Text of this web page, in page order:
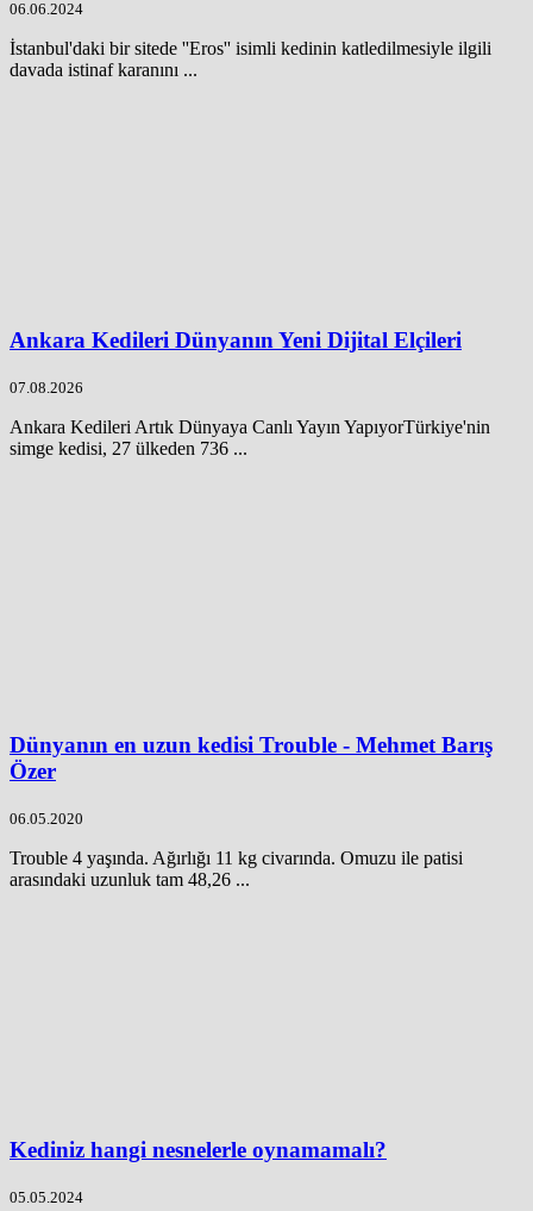
06.06.2024
İstanbul'daki bir sitede ''Eros'' isimli kedinin katledilmesiyle ilgili
davada istinaf karanını ...
Ankara Kedileri Dünyanın Yeni Dijital Elçileri
07.08.2026
Ankara Kedileri Artık Dünyaya Canlı Yayın YapıyorTürkiye'nin
simge kedisi, 27 ülkeden 736 ...
Dünyanın en uzun kedisi Trouble - Mehmet Barış
Özer
06.05.2020
Trouble 4 yaşında. Ağırlığı 11 kg civarında. Omuzu ile patisi
arasındaki uzunluk tam 48,26 ...
Kediniz hangi nesnelerle oynamamalı?
05.05.2024